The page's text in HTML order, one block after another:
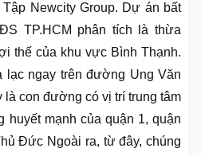
Newcity Group. Dự án bất
TP.HCM phân tích là thừa
thế của khu vực Bình Thạnh.
lạc ngay trên đường Ung Văn
là con đường có vị trí trung tâm
huyết mạnh của quận 1, quận
Đức Ngoài ra, từ đây, chúng